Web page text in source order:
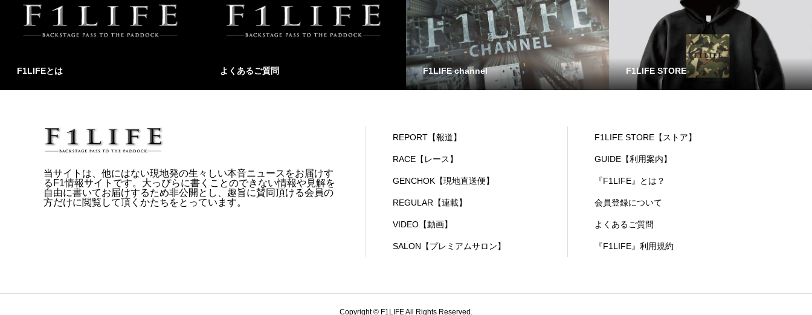
F1LIFEとは よくあるご質問 F1LIFE channel F1LIFE STORE
当サイトは、他にはない現地発の生々しい本音ニュースをお届けす
るF1情報サイトです。大っぴらに書くことのできない情報や見解を
自由に書いてお届けするため非公開とし、趣旨に賛同頂ける会員の
方だけに閲覧して頂くかたちをとっています。
REPORT【報道】
RACE【レース】
GENCHOK【現地直送便】
REGULAR【連載】
VIDEO【動画】
SALON【プレミアムサロン】
F1LIFE STORE【ストア】
GUIDE【利用案内】
『F1LIFE』とは？
会員登録について
よくあるご質問
『F1LIFE』利用規約
Copyright © F1LIFE All Rights Reserved.